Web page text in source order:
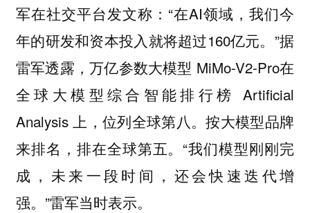
军在社交平台发文称：“在AI领域，我们今
年的研发和资本投入就将超过160亿元。”据
雷军透露，万亿参数大模型 MiMo-V2-Pro在
全球大模型综合智能排行榜 Artificial
Analysis 上，位列全球第八。按大模型品牌
来排名，排在全球第五。“我们模型刚刚完
成，未来一段时间，还会快速迭代增
强。”雷军当时表示。